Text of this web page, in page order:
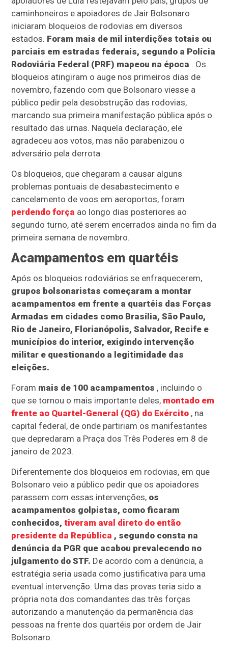
caminhoneiros e apoiadores de Jair Bolsonaro
iniciaram bloqueios de rodovias em diversos
estados. Foram mais de mil interdições totais ou
parciais em estradas federais, segundo a Polícia
Rodoviária Federal (PRF) mapeou na época . Os
bloqueios atingiram o auge nos primeiros dias de
novembro, fazendo com que Bolsonaro viesse a
público pedir pela desobstrução das rodovias,
marcando sua primeira manifestação pública após o
resultado das urnas. Naquela declaração, ele
agradeceu aos votos, mas não parabenizou o
adversário pela derrota.
Os bloqueios, que chegaram a causar alguns
problemas pontuais de desabastecimento e
cancelamento de voos em aeroportos, foram
perdendo força ao longo dias posteriores ao
segundo turno, até serem encerrados ainda no fim da
primeira semana de novembro.
Acampamentos em quartéis
Após os bloqueios rodoviários se enfraquecerem,
grupos bolsonaristas começaram a montar
acampamentos em frente a quartéis das Forças
Armadas em cidades como Brasília, São Paulo,
Rio de Janeiro, Florianópolis, Salvador, Recife e
municípios do interior, exigindo intervenção
militar e questionando a legitimidade das
eleições.
Foram mais de 100 acampamentos , incluindo o
que se tornou o mais importante deles, montado em
frente ao Quartel-General (QG) do Exército , na
capital federal, de onde partiriam os manifestantes
que depredaram a Praça dos Três Poderes em 8 de
janeiro de 2023.
Diferentemente dos bloqueios em rodovias, em que
Bolsonaro veio a público pedir que os apoiadores
parassem com essas intervenções, os
acampamentos golpistas, como ficaram
conhecidos,tiveram aval direto do então
presidente da República , segundo consta na
denúncia da PGR que acabou prevalecendo no
julgamento do STF. De acordo com a denúncia, a
estratégia seria usada como justificativa para uma
eventual intervenção. Uma das provas teria sido a
própria nota dos comandantes das três forças
autorizando a manutenção da permanência das
pessoas na frente dos quartéis por ordem de Jair
Bolsonaro.